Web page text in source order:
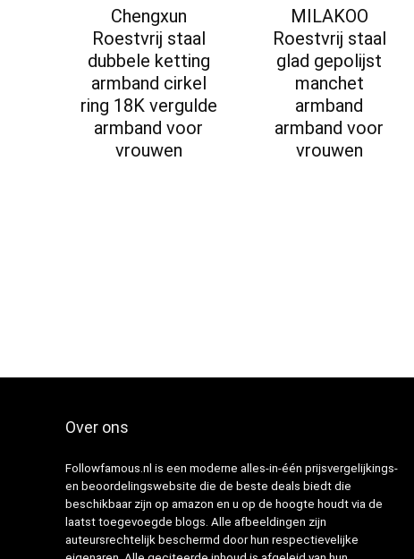
Chengxun
Roestvrij staal
dubbele ketting
armband cirkel
ring 18K vergulde
armband voor
vrouwen
MILAKOO
Roestvrij staal
glad gepolijst
manchet
armband
armband voor
vrouwen
Over ons
Followfamous.nl is een moderne alles-in-één prijsvergelijkings-
en beoordelingswebsite die de beste deals biedt die
beschikbaar zijn op amazon en u op de hoogte houdt via de
laatst toegevoegde blogs. Alle afbeeldingen zijn
auteursrechtelijk beschermd door hun respectievelijke